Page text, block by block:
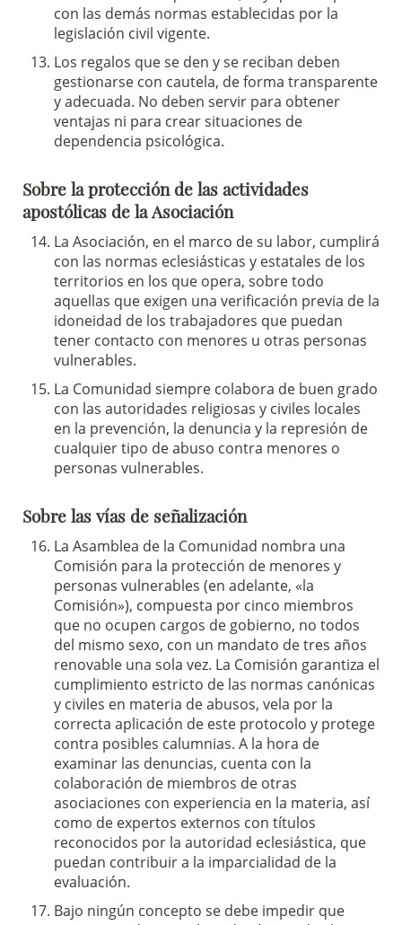
con las demás normas establecidas por la
legislación civil vigente.
Los regalos que se den y se reciban deben
gestionarse con cautela, de forma transparente
y adecuada. No deben servir para obtener
ventajas ni para crear situaciones de
dependencia psicológica.
Sobre la protección de las actividades
apostólicas de la Asociación
La Asociación, en el marco de su labor, cumplirá
con las normas eclesiásticas y estatales de los
territorios en los que opera, sobre todo
aquellas que exigen una verificación previa de la
idoneidad de los trabajadores que puedan
tener contacto con menores u otras personas
vulnerables.
La Comunidad siempre colabora de buen grado
con las autoridades religiosas y civiles locales
en la prevención, la denuncia y la represión de
cualquier tipo de abuso contra menores o
personas vulnerables.
Sobre las vías de señalización
La Asamblea de la Comunidad nombra una
Comisión para la protección de menores y
personas vulnerables (en adelante, «la
Comisión»), compuesta por cinco miembros
que no ocupen cargos de gobierno, no todos
del mismo sexo, con un mandato de tres años
renovable una sola vez. La Comisión garantiza el
cumplimiento estricto de las normas canónicas
y civiles en materia de abusos, vela por la
correcta aplicación de este protocolo y protege
contra posibles calumnias. A la hora de
examinar las denuncias, cuenta con la
colaboración de miembros de otras
asociaciones con experiencia en la materia, así
como de expertos externos con títulos
reconocidos por la autoridad eclesiástica, que
puedan contribuir a la imparcialidad de la
evaluación.
Bajo ningún concepto se debe impedir que
Sostieni la Comunità Magnificat
Fai una donazione sul nostro conto
bancario
IBAN:IT49S0200803039000102071988
(clicca per copiare)